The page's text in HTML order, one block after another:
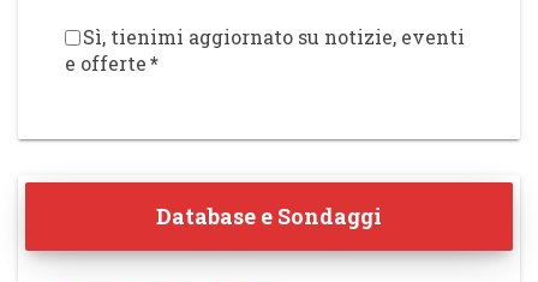
Sì, tienimi aggiornato su notizie, eventi
e offerte*
Database e Sondaggi